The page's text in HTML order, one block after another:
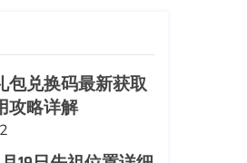
包兑换码最新获取
攻略详解